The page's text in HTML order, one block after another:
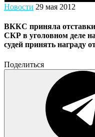
Новости 29 мая 2012
ВККС приняла отставки
СКР в уголовном деле
судей принять награду
Поделиться